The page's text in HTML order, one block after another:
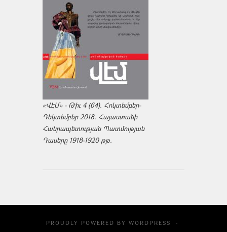
«ՎԷՄ» - Թիւ 4 (64). Հոկտեմբեր-
Դեկտեմբեր 2018. Հայաստանի
Հանրապետության Պատմության
Դասերը 1918-1920 թթ.
PROUDLY POWERED BY WORDPRESS
·